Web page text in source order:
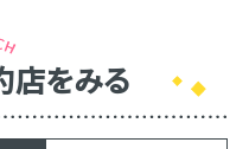
店をみる